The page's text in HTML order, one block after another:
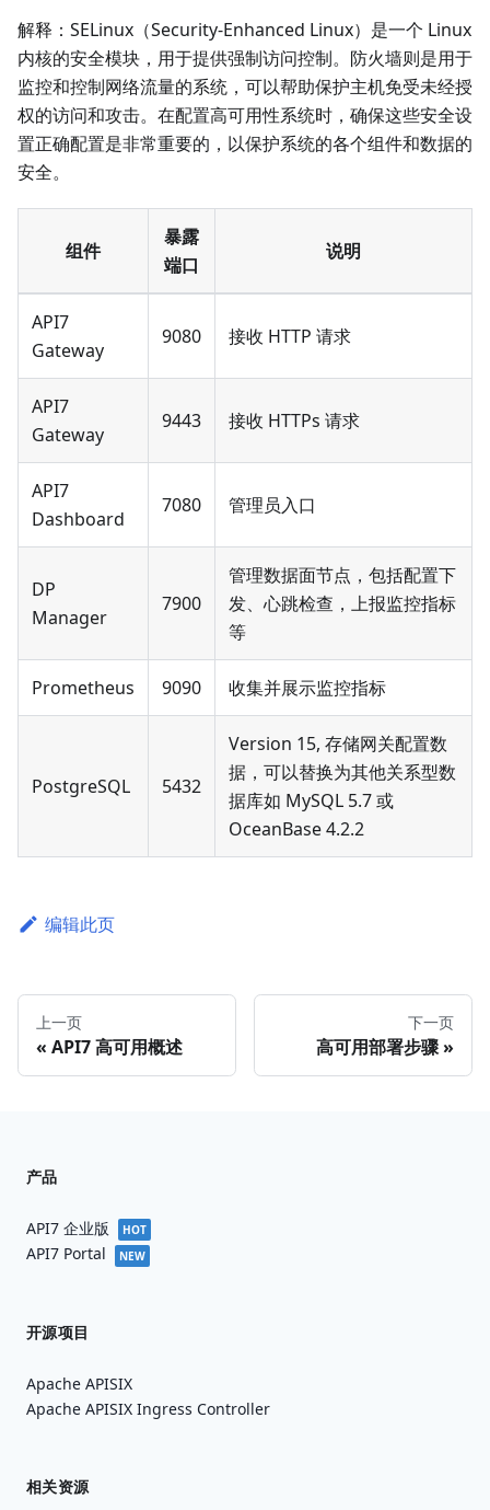
解释：SELinux（Security-Enhanced Linux）是一个 Linux
内核的安全模块，用于提供强制访问控制。防火墙则是用于
监控和控制网络流量的系统，可以帮助保护主机免受未经授
权的访问和攻击。在配置高可用性系统时，确保这些安全设
置正确配置是非常重要的，以保护系统的各个组件和数据的
安全。
组件
暴露
端口
说明
API7
Gateway
9080 接收 HTTP 请求
API7
Gateway
9443 接收 HTTPs 请求
API7
Dashboard
7080 管理员入口
DP
Manager
7900
管理数据面节点，包括配置下
发、心跳检查，上报监控指标
等
Prometheus 9090 收集并展示监控指标
PostgreSQL 5432
Version 15, 存储网关配置数
据，可以替换为其他关系型数
据库如 MySQL 5.7 或
OceanBase 4.2.2
编辑此页
上一页
API7 高可用概述
下一页
高可用部署步骤
产品
API7 企业版 HOT
API7 Portal NEW
开源项目
Apache APISIX
Apache APISIX Ingress Controller
相关资源